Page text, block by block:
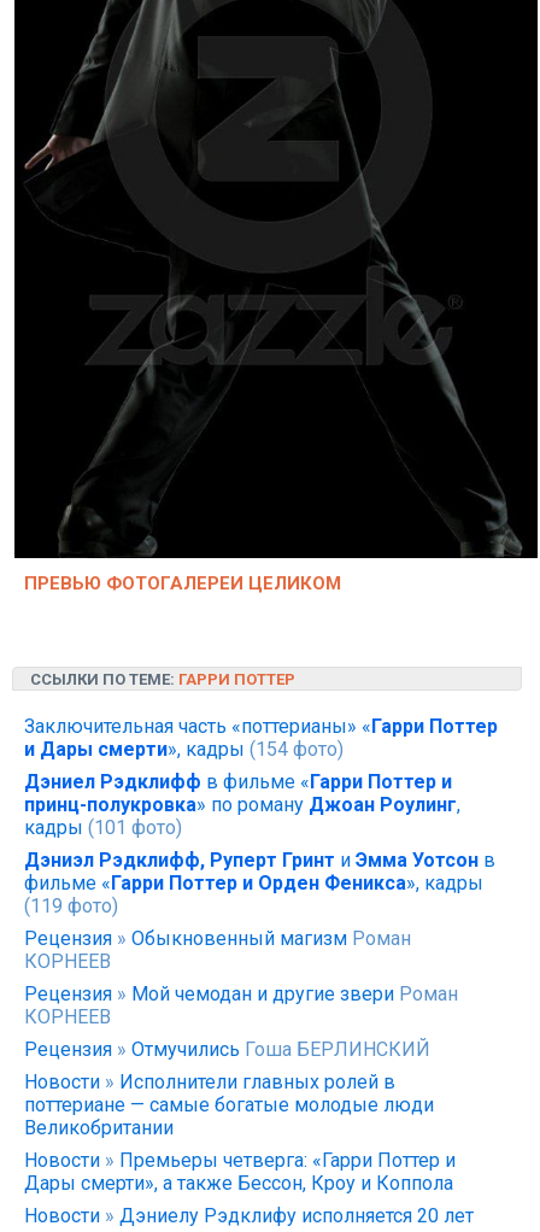
ПРЕВЬЮ ФОТОГАЛЕРЕИ ЦЕЛИКОМ
ССЫЛКИ ПО ТЕМЕ: ГАРРИ ПОТТЕР
Заключительная часть «поттерианы» «Гарри Поттер
и Дары смерти», кадры (154 фото)
Дэниел Рэдклифф в фильме «Гарри Поттер и
принц-полукровка» по роману Джоан Роулинг,
кадры (101 фото)
Дэниэл Рэдклифф, Руперт Гринт и Эмма Уотсон в
фильме «Гарри Поттер и Орден Феникса», кадры
(119 фото)
Рецензия » Обыкновенный магизм Роман
КОРНЕЕВ
Рецензия » Мой чемодан и другие звери Роман
КОРНЕЕВ
Рецензия » Отмучились Гоша БЕРЛИНСКИЙ
Новости » Исполнители главных ролей в
поттериане — самые богатые молодые люди
Великобритании
Новости » Премьеры четверга: «Гарри Поттер и
Дары смерти», а также Бессон, Кроу и Коппола
Новости » Дэниелу Рэдклифу исполняется 20 лет